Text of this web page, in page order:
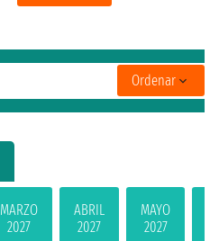
MARZO
2027
ABRIL
2027
MAYO
2027
Ordenar